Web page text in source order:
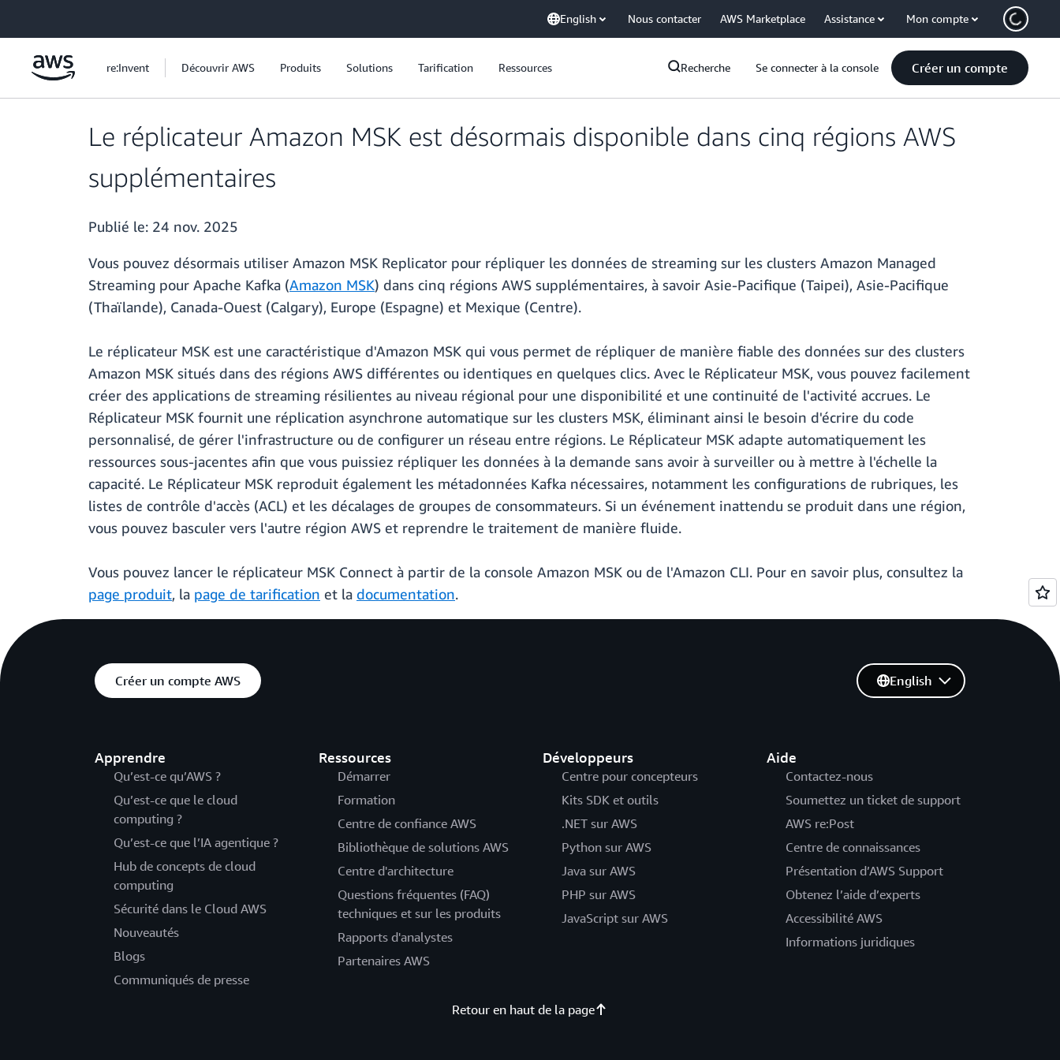
English Nous contacter AWS Marketplace Assistance Mon compte
re:Invent Découvrir AWS Produits Solutions Tarification Ressources Recherche Se connecter à la console Créer un compte
Le réplicateur Amazon MSK est désormais disponible dans cinq régions AWS
supplémentaires
Publié le: 24 nov. 2025
Vous pouvez désormais utiliser Amazon MSK Replicator pour répliquer les données de streaming sur les clusters Amazon Managed
Streaming pour Apache Kafka (Amazon MSK) dans cinq régions AWS supplémentaires, à savoir Asie-Pacifique (Taipei), Asie-Pacifique
(Thaïlande), Canada-Ouest (Calgary), Europe (Espagne) et Mexique (Centre).
Le réplicateur MSK est une caractéristique d'Amazon MSK qui vous permet de répliquer de manière fiable des données sur des clusters
Amazon MSK situés dans des régions AWS différentes ou identiques en quelques clics. Avec le Réplicateur MSK, vous pouvez facilement
créer des applications de streaming résilientes au niveau régional pour une disponibilité et une continuité de l'activité accrues. Le
Réplicateur MSK fournit une réplication asynchrone automatique sur les clusters MSK, éliminant ainsi le besoin d'écrire du code
personnalisé, de gérer l'infrastructure ou de configurer un réseau entre régions. Le Réplicateur MSK adapte automatiquement les
ressources sous-jacentes afin que vous puissiez répliquer les données à la demande sans avoir à surveiller ou à mettre à l'échelle la
capacité. Le Réplicateur MSK reproduit également les métadonnées Kafka nécessaires, notamment les configurations de rubriques, les
listes de contrôle d'accès (ACL) et les décalages de groupes de consommateurs. Si un événement inattendu se produit dans une région,
vous pouvez basculer vers l'autre région AWS et reprendre le traitement de manière fluide.
Vous pouvez lancer le réplicateur MSK Connect à partir de la console Amazon MSK ou de l'Amazon CLI. Pour en savoir plus, consultez la
page produit, la page de tarification et la documentation.
Créer un compte AWS
Apprendre
Qu’est-ce qu’AWS ?
Qu’est-ce que le cloud
computing ?
Qu’est-ce que l’IA agentique ?
Hub de concepts de cloud
computing
Sécurité dans le Cloud AWS
Nouveautés
Blogs
Communiqués de presse
Ressources
Démarrer
Formation
Centre de confiance AWS
Bibliothèque de solutions AWS
Centre d'architecture
Questions fréquentes (FAQ)
techniques et sur les produits
Rapports d'analystes
Partenaires AWS
Développeurs
Centre pour concepteurs
Kits SDK et outils
.NET sur AWS
Python sur AWS
Java sur AWS
PHP sur AWS
JavaScript sur AWS
Aide
Contactez-nous
Soumettez un ticket de support
AWS re:Post
Centre de connaissances
Présentation d’AWS Support
Obtenez l’aide d’experts
Accessibilité AWS
Informations juridiques
English
Retour en haut de la page